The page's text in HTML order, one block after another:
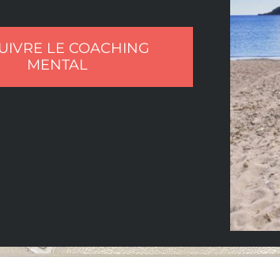
LE COACHING
MENTAL